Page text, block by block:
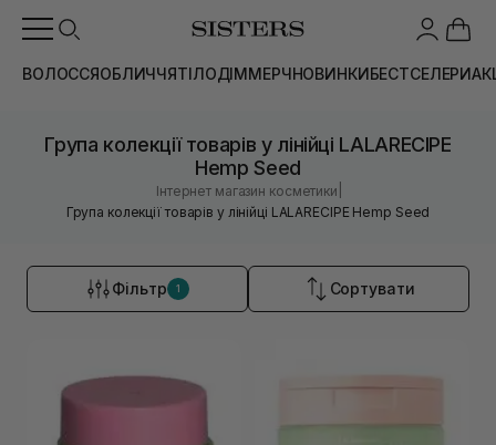
ВОЛОССЯОБЛИЧЧЯТІЛОДІММЕРЧНОВИНКИБЕСТСЕЛЕРИ
Група колекції товарів у лінійці LALARECIPE
Hemp Seed
Інтернет магазин косметики
Група колекції товарів у лінійці LALARECIPE Hemp Seed
Фільтр 1 Сортувати